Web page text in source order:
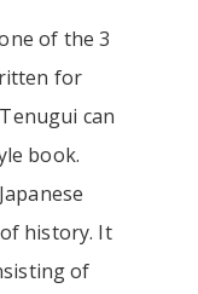
of the 3
for
can
book.
history. It
of